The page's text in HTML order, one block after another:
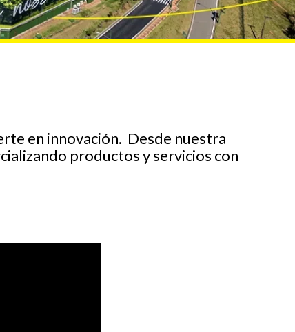
en innovación. Desde nuestra
productos y servicios con